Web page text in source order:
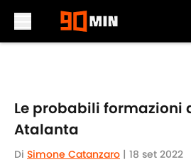
Le probabili formazioni
Atalanta
Di Simone Catanzaro | 18 set 2022